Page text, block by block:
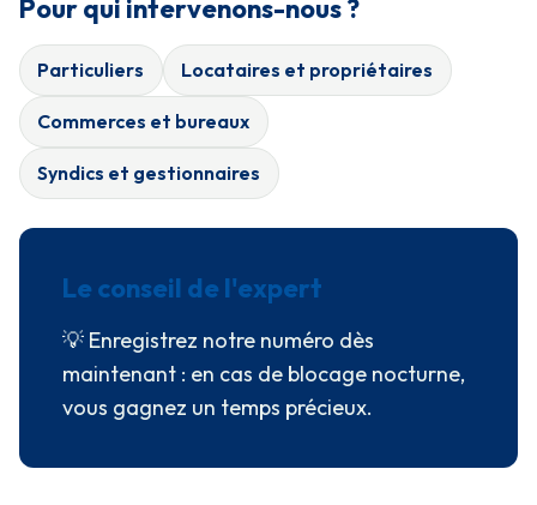
Pour qui intervenons-nous ?
Particuliers Locataires et propriétaires
Commerces et bureaux
Syndics et gestionnaires
Le conseil de l'expert
💡 Enregistrez notre numéro dès
maintenant : en cas de blocage nocturne,
vous gagnez un temps précieux.